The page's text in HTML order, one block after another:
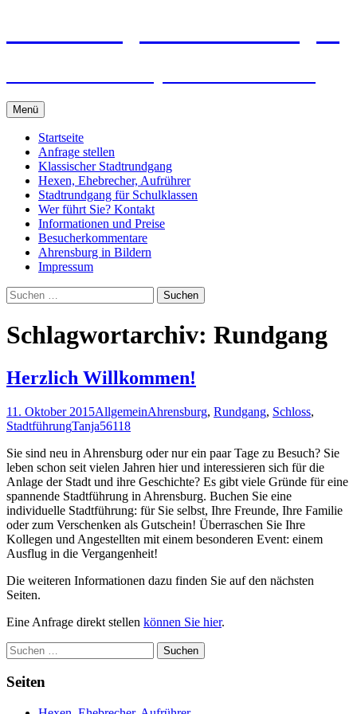
Menü
Startseite
Anfrage stellen
Klassischer Stadtrundgang
Hexen, Ehebrecher, Aufrührer
Stadtrundgang für Schulklassen
Wer führt Sie? Kontakt
Informationen und Preise
Besucherkommentare
Ahrensburg in Bildern
Impressum
Suchen
nach:
Schlagwortarchiv: Rundgang
Herzlich Willkommen!
11. Oktober 2015AllgemeinAhrensburg, Rundgang, Schloss,
StadtführungTanja56118
Sie sind neu in Ahrensburg oder nur ein paar Tage zu Besuch? Sie
leben schon seit vielen Jahren hier und interessieren sich für die
Anlage der Stadt und ihre Geschichte? Es gibt viele Gründe für eine
spannende Stadtführung in Ahrensburg. Buchen Sie eine
individuelle Stadtführung: für Sie selbst, Ihre Freunde, Ihre Familie
oder zum Verschenken als Gutschein! Überraschen Sie Ihre
Kollegen und Angestellten mit einem besonderen Event: einem
Ausflug in die Vergangenheit!
Die weiteren Informationen dazu finden Sie auf den nächsten
Seiten.
Eine Anfrage direkt stellen können Sie hier.
Suchen
nach:
Seiten